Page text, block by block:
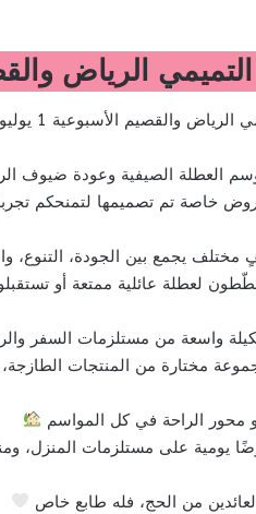
والقصيم الأسبوعية 1 يوليو 2026 الموافق
1 يوليو 2026 الموافق 16 محرم 1448 توفير يوليو بدأ 50%
العطلة الصيفية وعودة ضيوف
خاصة تم تصميمها لتمنحكم
مختلف يجمع بين الجودة، التنوع،
لعطلة عائلية ممتعة أو
واسعة من مستلزمات السفر
مختارة من المنتجات
محور الراحة في كل المواسم
يومية على مستلزمات المنزل،
من الحج، فله طابع خاص